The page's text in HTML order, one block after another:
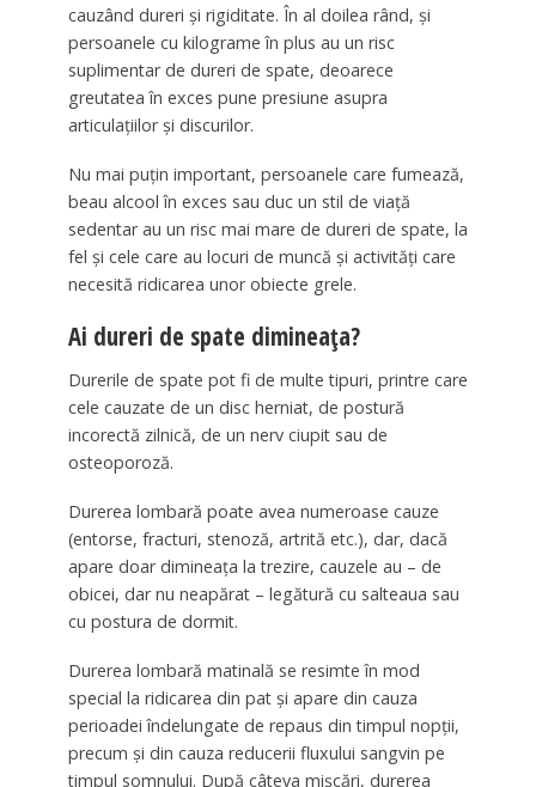
cauzând dureri și rigiditate. În al doilea rând, și
persoanele cu kilograme în plus au un risc
suplimentar de dureri de spate, deoarece
greutatea în exces pune presiune asupra
articulațiilor și discurilor.
Nu mai puțin important, persoanele care fumează,
beau alcool în exces sau duc un stil de viață
sedentar au un risc mai mare de dureri de spate, la
fel și cele care au locuri de muncă și activități care
necesită ridicarea unor obiecte grele.
Ai dureri de spate dimineața?
Durerile de spate pot fi de multe tipuri, printre care
cele cauzate de un disc herniat, de postură
incorectă zilnică, de un nerv ciupit sau de
osteoporoză.
Durerea lombară poate avea numeroase cauze
(entorse, fracturi, stenoză, artrită etc.), dar, dacă
apare doar dimineața la trezire, cauzele au – de
obicei, dar nu neapărat – legătură cu salteaua sau
cu postura de dormit.
Durerea lombară matinală se resimte în mod
special la ridicarea din pat și apare din cauza
perioadei îndelungate de repaus din timpul nopții,
precum și din cauza reducerii fluxului sangvin pe
timpul somnului. După câteva mișcări, durerea